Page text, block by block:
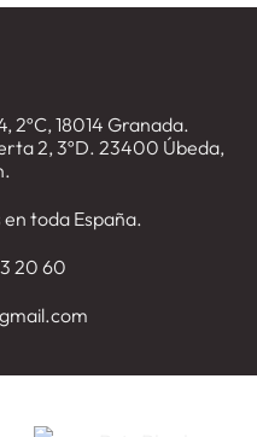
2ºC, 18014 Granada.
2, 3ºD. 23400 Úbeda,
toda España.
20 60